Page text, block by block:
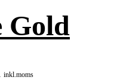
Gold
inkl.moms